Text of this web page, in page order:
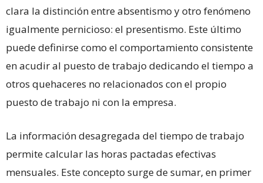
clara la distinción entre absentismo y otro fenómeno
igualmente pernicioso: el presentismo. Este último
puede definirse como el comportamiento consistente
en acudir al puesto de trabajo dedicando el tiempo a
otros quehaceres no relacionados con el propio
puesto de trabajo ni con la empresa.
La información desagregada del tiempo de trabajo
permite calcular las horas pactadas efectivas
mensuales. Este concepto surge de sumar, en primer